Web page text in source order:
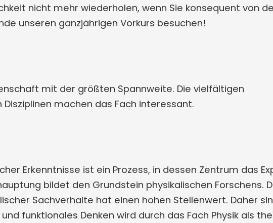
nicht mehr wiederholen, wenn Sie konsequent von
unseren ganzjährigen Vorkurs besuchen!
mit der größten Spannweite. Die vielfältigen
machen das Fach interessant.
Erkenntnisse ist ein Prozess, in dessen Zentrum das
bildet den Grundstein physikalischen Forschens.
Sachverhalte hat einen hohen Stellenwert. Daher
funktionales Denken wird durch das Fach Physik als